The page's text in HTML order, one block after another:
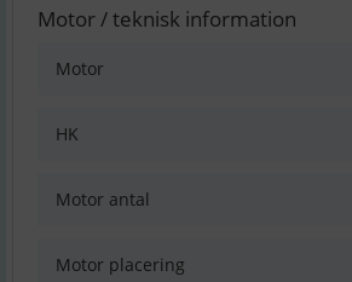
Motor / teknisk information
Motor
HK
Motor antal
Motor placering